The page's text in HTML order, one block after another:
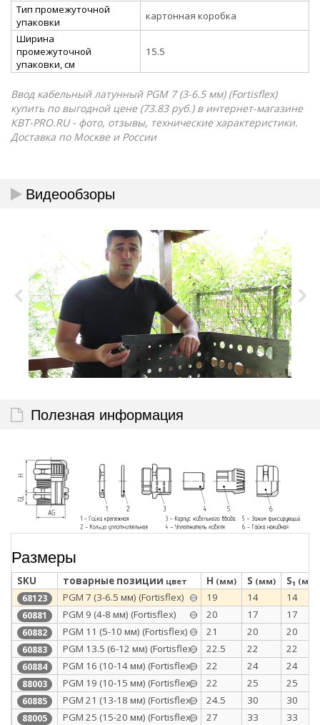
Тип промежуточной
упаковки
картонная коробка
Ширина
промежуточной
упаковки, см
15.5
Ввод кабельный латунный PGM 7 (3-6.5 мм) (Fortisflex)
купить по выгодной цене (73.83 руб.) в интернет-магазине
КВТ-PRO.RU - фото, отзывы, технические характеристики.
Доставка по Москве и России
Видеообзоры
Полезная информация
Размеры
SKU товарные позиции цвет H (мм) S (мм) S₁ (мм)
68123 PGM 7 (3-6.5 мм) (Fortisflex) 19 14 14
60881 PGM 9 (4-8 мм) (Fortisflex) 20 17 17
60882 PGM 11 (5-10 мм) (Fortisflex) 21 20 20
60883 PGM 13.5 (6-12 мм) (Fortisflex) 22.5 22 22
60884 PGM 16 (10-14 мм) (Fortisflex) 22 24 24
88003 PGM 19 (10-15 мм) (Fortisflex) 22 25 25
60885 PGM 21 (13-18 мм) (Fortisflex) 24.5 30 30
88005 PGM 25 (15-20 мм) (Fortisflex) 27 33 33